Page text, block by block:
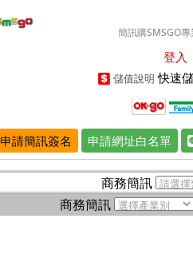
簡訊購SMSGO
登入
儲值說明 快速
申請簡訊簽名 申請網址白名單
商務簡訊
商務簡訊